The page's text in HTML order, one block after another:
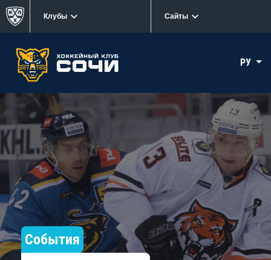
Клубы Сайты
РУ
События